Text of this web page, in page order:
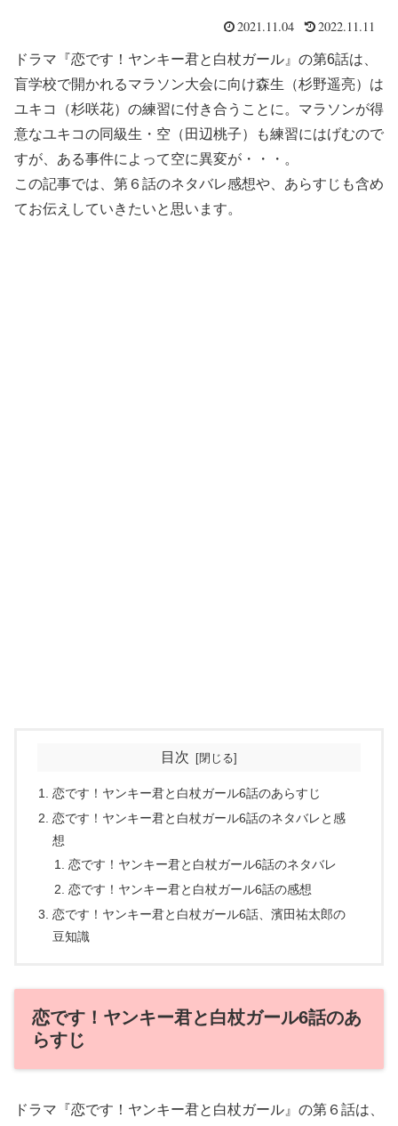
2021.11.04 2022.11.11
ドラマ『恋です！ヤンキー君と白杖ガール』の第6話は、
盲学校で開かれるマラソン大会に向け森生（杉野遥亮）は
ユキコ（杉咲花）の練習に付き合うことに。マラソンが得
意なユキコの同級生・空（田辺桃子）も練習にはげむので
すが、ある事件によって空に異変が・・・。
この記事では、第６話のネタバレ感想や、あらすじも含め
てお伝えしていきたいと思います。
目次
恋です！ヤンキー君と白杖ガール6話のあらすじ
恋です！ヤンキー君と白杖ガール6話のネタバレと感
想
恋です！ヤンキー君と白杖ガール6話のネタバレ
恋です！ヤンキー君と白杖ガール6話の感想
恋です！ヤンキー君と白杖ガール6話、濱田祐太郎の
豆知識
恋です！ヤンキー君と白杖ガール6話のあ
らすじ
ドラマ『恋です！ヤンキー君と白杖ガール』の第６話は、